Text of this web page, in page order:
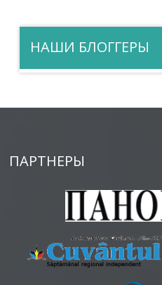
НАШИ БЛОГГЕРЫ
ПАРТНЕРЫ